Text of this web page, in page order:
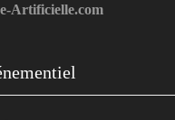
Artificielle.com